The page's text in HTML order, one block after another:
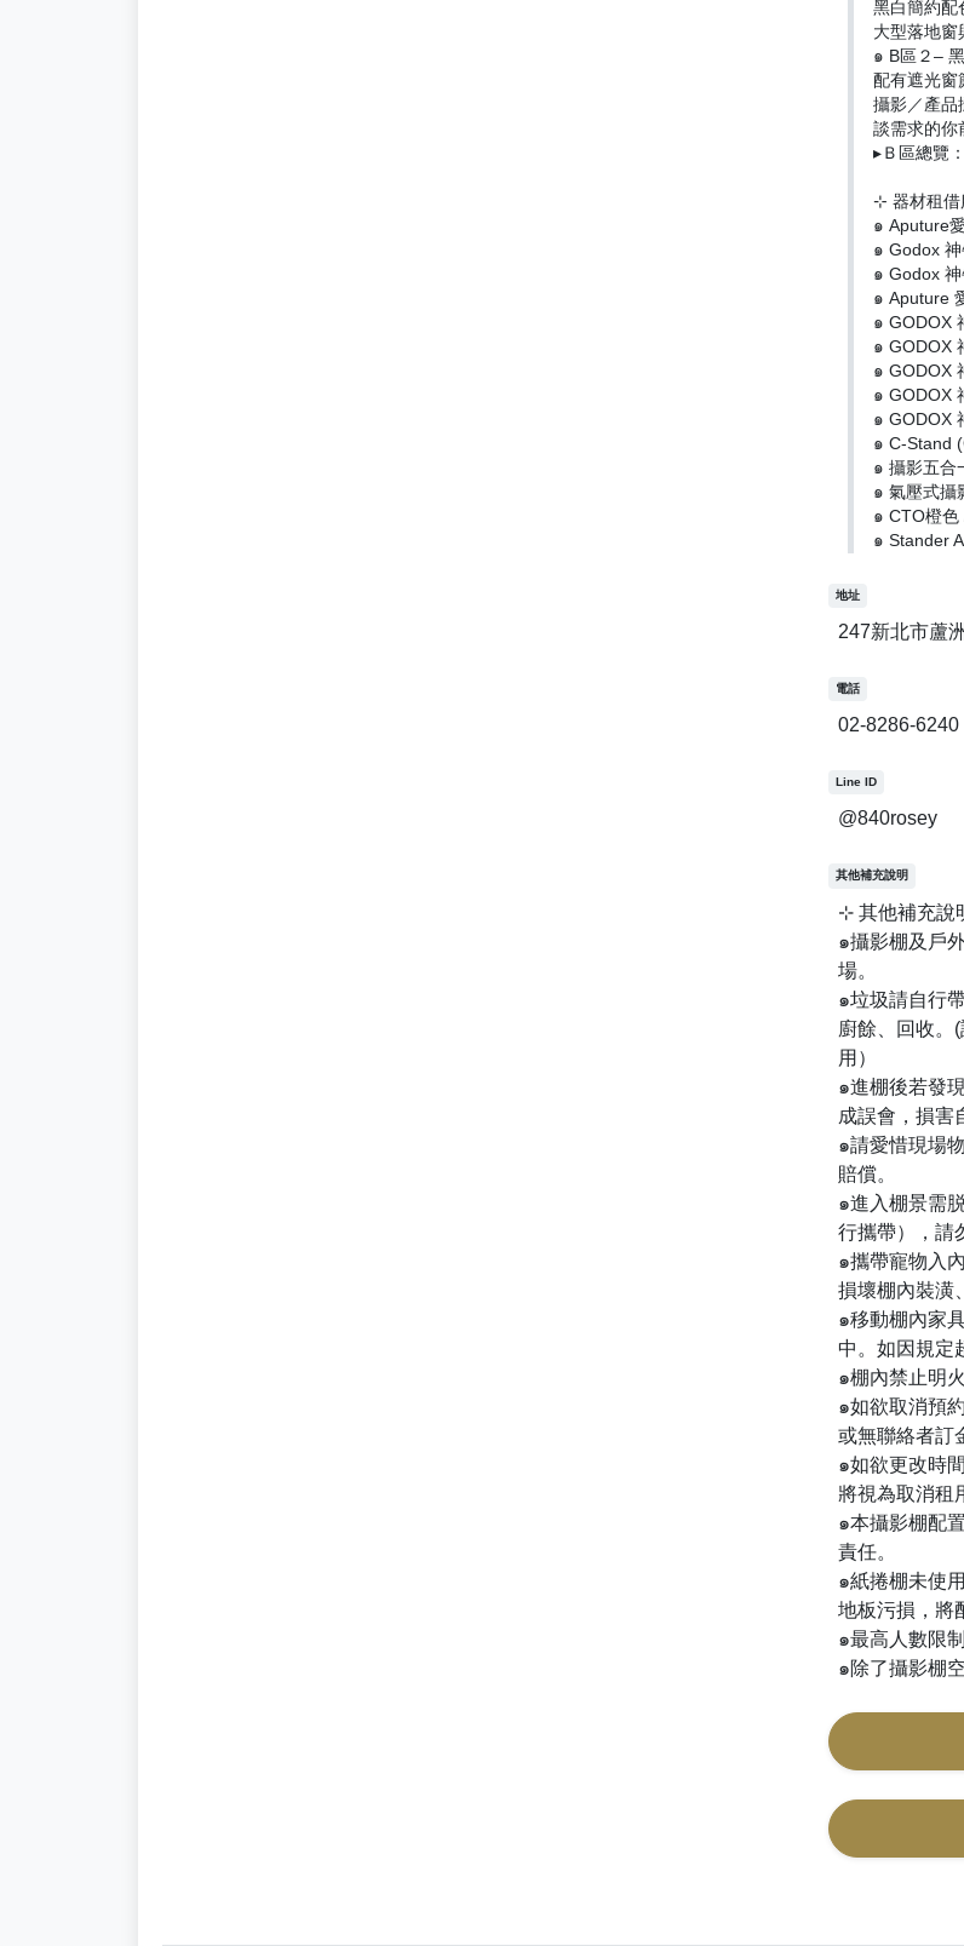
黑白簡約配
大型落地窗
๑ B區２–
配有遮光窗
攝影／產品
談需求的你
▸Ｂ區總覽
⊹ 器材租借
๑ Aputure
๑ Godox 神
๑ Godox 神
๑ Aputure
๑ GODOX
๑ GODOX
๑ GODOX
๑ GODOX
๑ GODOX
๑ C-Stand
๑ 攝影五合
๑ 氣壓式攝
๑ CTO橙色
๑ Stander
地址
247新北市蘆
電話
02-8286-6240
Line ID
@840rosey
其他補充說明
⊹ 其他補充說
๑攝影棚及戶
場。
๑垃圾請自行
廚餘、回收。
用）
๑進棚後若發
成誤會，損害
๑請愛惜現場
賠償。
๑進入棚景需
行攜帶），請
๑攜帶寵物入
損壞棚內裝潢
๑移動棚內家
中。如因規定
๑棚內禁止明
๑如欲取消預
或無聯絡者訂
๑如欲更改時
將視為取消租
๑本攝影棚配
責任。
๑紙捲棚未使
地板污損，將
๑最高人數限
๑除了攝影棚